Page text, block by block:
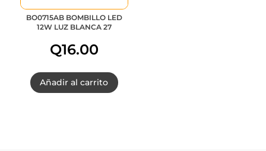
BO0715AB BOMBILLO LED
12W LUZ BLANCA 27
Q16.00
Añadir al carrito